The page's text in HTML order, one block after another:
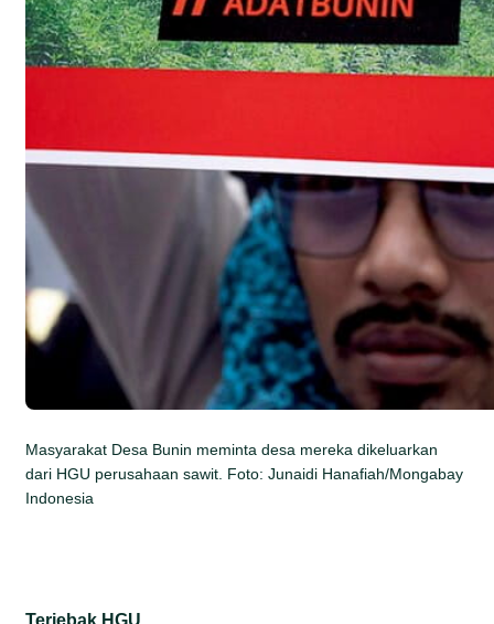
Masyarakat Desa Bunin meminta desa mereka dikeluarkan
dari HGU perusahaan sawit. Foto: Junaidi Hanafiah/Mongabay
Indonesia
Terjebak HGU